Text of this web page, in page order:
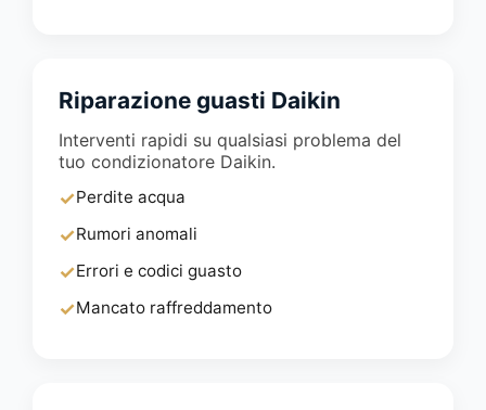
Riparazione guasti Daikin
Interventi rapidi su qualsiasi problema del
tuo condizionatore Daikin.
✓Perdite acqua
✓Rumori anomali
✓Errori e codici guasto
✓Mancato raffreddamento